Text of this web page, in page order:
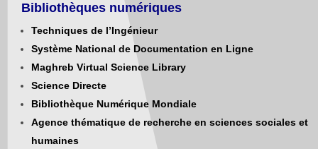
Bibliothèques numériques
Techniques de l’Ingénieur
Système National de Documentation en Ligne
Maghreb Virtual Science Library
Science Directe
Bibliothèque Numérique Mondiale
Agence thématique de recherche en sciences sociales et
humaines